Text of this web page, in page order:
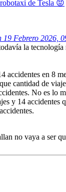
de Tesla 😡
19 Febrero 2026,
la tecnología
accidentes en 8
cantidad de
No es lo
y 14 accidentes
no vaya a ser